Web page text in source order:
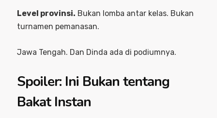
Level provinsi. Bukan lomba antar kelas. Bukan
turnamen pemanasan.
Jawa Tengah. Dan Dinda ada di podiumnya.
Spoiler: Ini Bukan tentang
Bakat Instan